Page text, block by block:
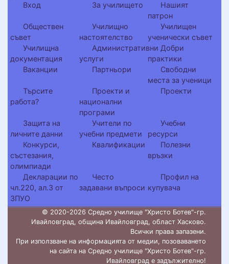
Вход За училището
Нашият
патрон
Обществен
съвет
Училищно
настоятелство
Училищен
ученически съвет
Училищна
документация
Административни
услуги
Добри
практики
Ваканции
Партньори
Свободни
места за ученици
Търсите
работа?
Проекти и
национални
програми
Проекти
Защита на
личните данни
Учители по
учебни предмети
Учебни
ресурси
Конкурси,
състезания,
олимпиади
Квалификации
Полезни
връзки
Декларации по
чл.220, ал.3 от
ЗПУО
Често
задавани въпроси
Профил на
купувача
© 2020-2026 Средно училище "Христо Ботев"-гр.
Ивайловград, община Ивайловград, област Хасково.
Всички права запазени.
При използване на информацията от медии, позоваването
на сайта на Средно училище "Христо Ботев"-гр.
Ивайловград е задължително!